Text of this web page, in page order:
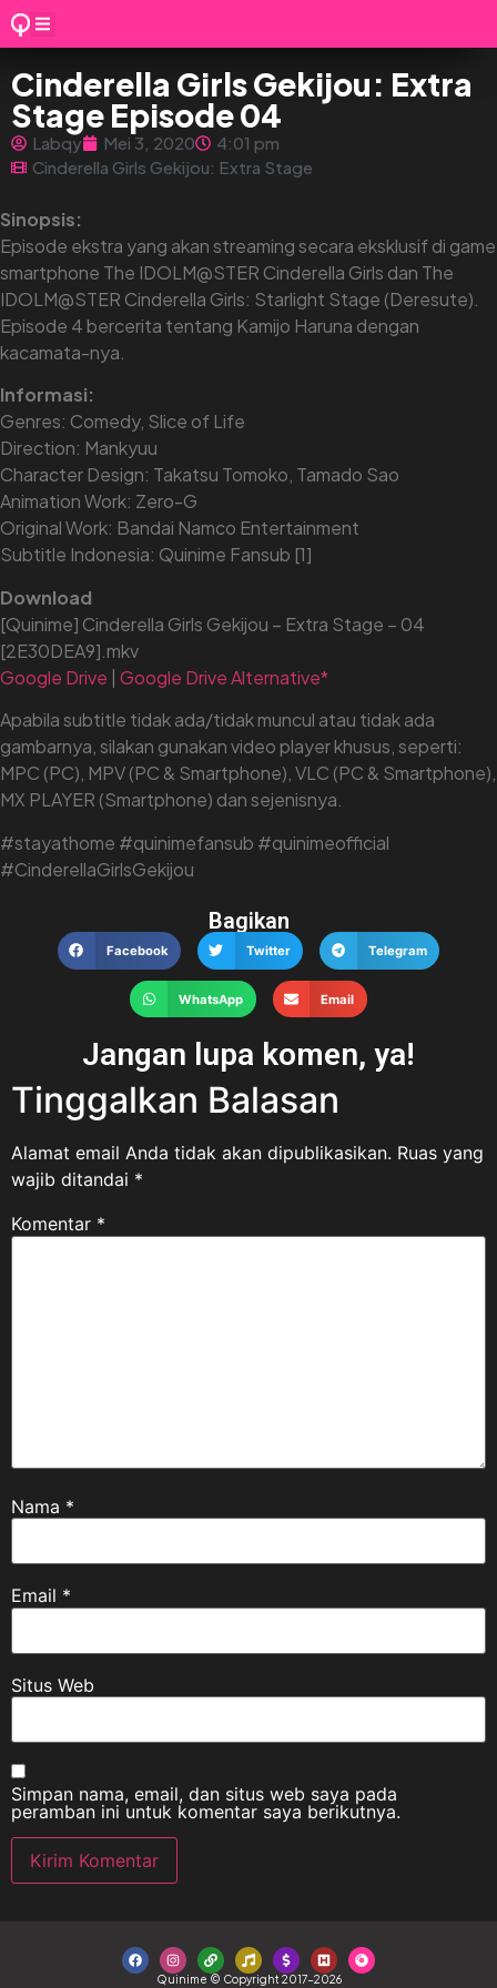
Cinderella Girls Gekijou: Extra
Stage Episode 04
Labqy Mei 3, 2020
4:01 pm
Cinderella Girls Gekijou: Extra Stage
Sinopsis:
Episode ekstra yang akan streaming secara eksklusif di game
smartphone The IDOLM@STER Cinderella Girls dan The
IDOLM@STER Cinderella Girls: Starlight Stage (Deresute).
Episode 4 bercerita tentang Kamijo Haruna dengan
kacamata-nya.
Informasi:
Genres: Comedy, Slice of Life
Direction: Mankyuu
Character Design: Takatsu Tomoko, Tamado Sao
Animation Work: Zero-G
Original Work: Bandai Namco Entertainment
Subtitle Indonesia: Quinime Fansub [1]
Download
[Quinime] Cinderella Girls Gekijou – Extra Stage – 04
[2E30DEA9].mkv
Google Drive | Google Drive Alternative*
Apabila subtitle tidak ada/tidak muncul atau tidak ada
gambarnya, silakan gunakan video player khusus, seperti:
MPC (PC), MPV (PC & Smartphone), VLC (PC & Smartphone),
MX PLAYER (Smartphone) dan sejenisnya.
#stayathome #quinimefansub #quinimeofficial
#CinderellaGirlsGekijou
Bagikan
Facebook Twitter Telegram
WhatsApp Email
Jangan lupa komen, ya!
Tinggalkan Balasan
Alamat email Anda tidak akan dipublikasikan. Ruas yang
wajib ditandai *
Komentar *
Nama *
Email *
Situs Web
Simpan nama, email, dan situs web saya pada
peramban ini untuk komentar saya berikutnya.
Quinime © Copyright 2017-2026